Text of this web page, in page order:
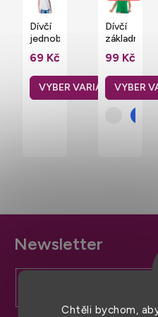
Chtěli bychom,
Dívčí
jednobarevný
nátělník
Mantis
Kids
150
g/m
69 Kč
Dívčí
základní
bavlněné
tričko
Fruit
of the
Loom
99 Kč
Z
á
a